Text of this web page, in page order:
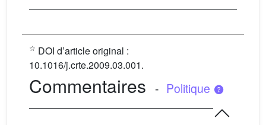
☆ DOI d’article original :
10.1016/j.crte.2009.03.001.
Commentaires - Politique